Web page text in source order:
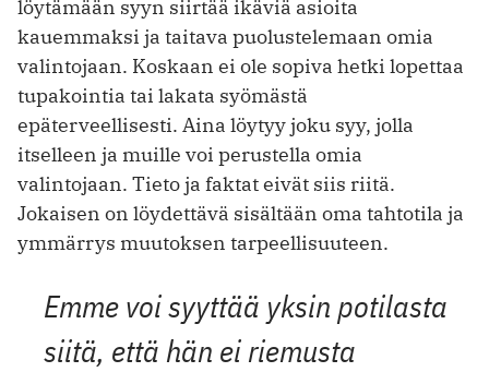
löytämään syyn siirtää ikäviä asioita
kauemmaksi ja taitava puolustelemaan omia
valintojaan. Koskaan ei ole sopiva hetki lopettaa
tupakointia tai lakata syömästä
epäterveellisesti. Aina löytyy joku syy, jolla
itselleen ja muille voi perustella omia
valintojaan. Tieto ja faktat eivät siis riitä.
Jokaisen on löydettävä sisältään oma tahtotila ja
ymmärrys muutoksen tarpeellisuuteen.
Emme voi syyttää yksin potilasta
siitä, että hän ei riemusta